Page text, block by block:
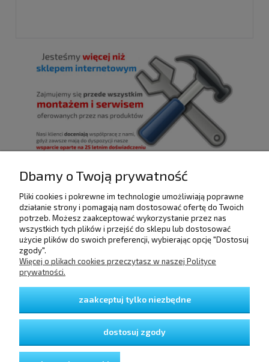
POMOC
DOSTAWA I PŁATNOŚCI
GWARANCJA I ZWROTY
O FIRMIE
Dbamy o Twoją prywatność
Pliki cookies i pokrewne im technologie umożliwiają poprawne
działanie strony i pomagają nam dostosować ofertę do Twoich
potrzeb. Możesz zaakceptować wykorzystanie przez nas
wszystkich tych plików i przejść do sklepu lub dostosować
użycie plików do swoich preferencji, wybierając opcję "Dostosuj
zgody".
Więcej o plikach cookies przeczytasz w naszej Polityce
prywatności.
zaakceptuj tylko niezbędne
dostosuj zgody